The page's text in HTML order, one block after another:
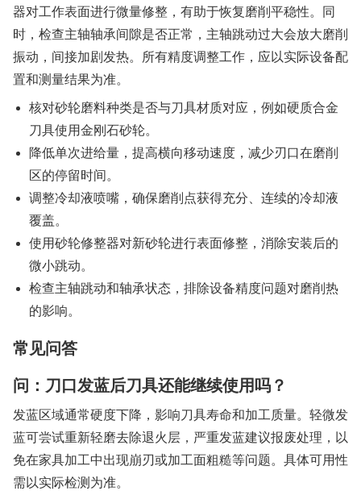
器对工作表面进行微量修整，有助于恢复磨削平稳性。同
时，检查主轴轴承间隙是否正常，主轴跳动过大会放大磨削
振动，间接加剧发热。所有精度调整工作，应以实际设备配
置和测量结果为准。
核对砂轮磨料种类是否与刀具材质对应，例如硬质合金
刀具使用金刚石砂轮。
降低单次进给量，提高横向移动速度，减少刃口在磨削
区的停留时间。
调整冷却液喷嘴，确保磨削点获得充分、连续的冷却液
覆盖。
使用砂轮修整器对新砂轮进行表面修整，消除安装后的
微小跳动。
检查主轴跳动和轴承状态，排除设备精度问题对磨削热
的影响。
常见问答
问：刀口发蓝后刀具还能继续使用吗？
发蓝区域通常硬度下降，影响刀具寿命和加工质量。轻微发
蓝可尝试重新轻磨去除退火层，严重发蓝建议报废处理，以
免在家具加工中出现崩刃或加工面粗糙等问题。具体可用性
需以实际检测为准。